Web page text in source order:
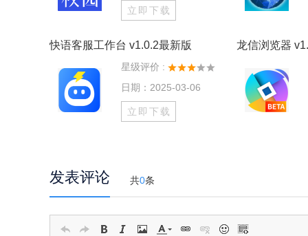
立即下载
快语客服工作台 v1.0.2最新版
星级评价 :
日期：2025-03-06
立即下载
龙信浏览器
发表评论 共0条